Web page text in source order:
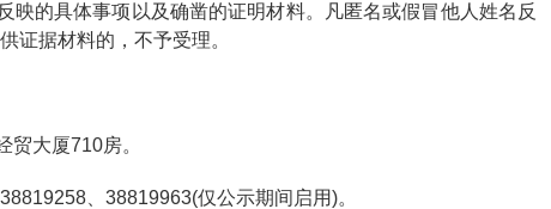
映的具体事项以及确凿的证明材料。凡匿名或假冒他人姓名反
证据材料的，不予受理。
大厦710房。
、38819963(仅公示期间启用)。